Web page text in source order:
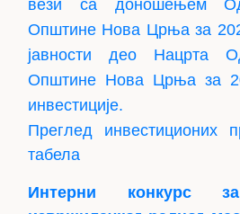
вези са доношењем
Општине Нова Црња за
јавности део Нацрта
Општине Нова Црња за
инвестиције.
Преглед инвестиционих
табела
Интерни конкурс